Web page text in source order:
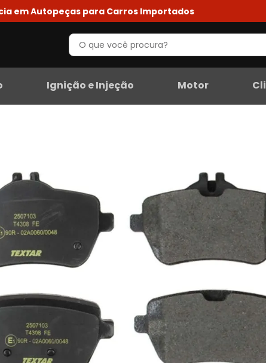
em Autopeças para Carros Importados
Ignição e Injeção Motor